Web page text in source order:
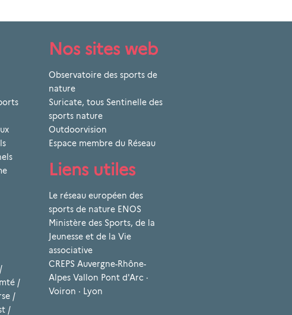
/
/
/
/
Nos sites web
Observatoire des sports de
nature
Suricate, tous Sentinelle des
sports nature
Outdoorvision
Espace membre du Réseau
Liens utiles
Le réseau européen des
sports de nature ENOS
Ministère des Sports, de la
Jeunesse et de la Vie
associative
CREPS Auvergne-Rhône-
Alpes Vallon Pont d'Arc ·
Voiron · Lyon